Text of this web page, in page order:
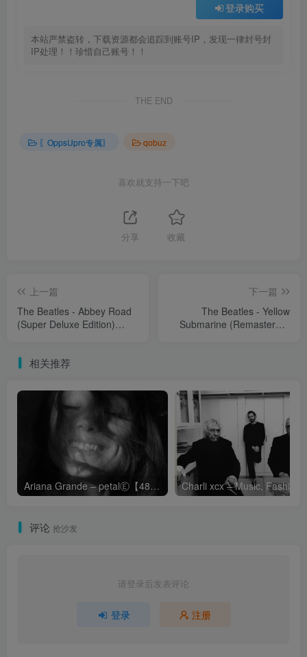
登录购买
本站严禁盗转，下载资源都会追踪到账号IP，发现一律封号封
IP处理！！珍惜自己账号！！
THE END
〖OppsUpro专属〗 qobuz
喜欢就支持一下吧
分享 收藏
上一篇
The Beatles - Abbey Road
(Super Deluxe Edition)
下一篇
The Beatles - Yellow
Submarine (Remastered)
相关推荐
Ariana Grande – petalⒺ【48kHz／24bit】英国区
评论 抢沙发
请登录后发表评论
登录 注册